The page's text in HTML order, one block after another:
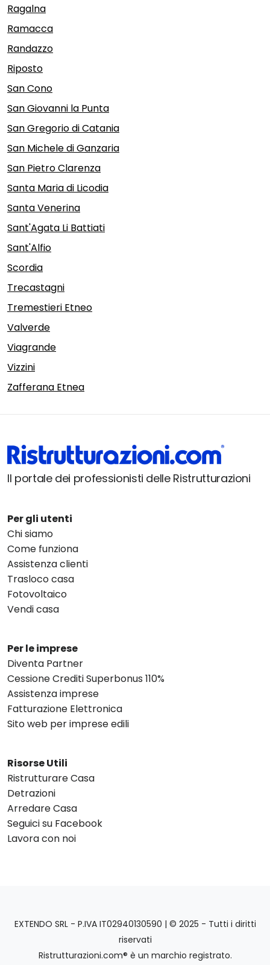
Ragalna
Ramacca
Randazzo
Riposto
San Cono
San Giovanni la Punta
San Gregorio di Catania
San Michele di Ganzaria
San Pietro Clarenza
Santa Maria di Licodia
Santa Venerina
Sant'Agata Li Battiati
Sant'Alfio
Scordia
Trecastagni
Tremestieri Etneo
Valverde
Viagrande
Vizzini
Zafferana Etnea
Il portale dei professionisti delle Ristrutturazioni
Per gli utenti
Chi siamo
Come funziona
Assistenza clienti
Trasloco casa
Fotovoltaico
Vendi casa
Per le imprese
Diventa Partner
Cessione Crediti Superbonus 110%
Assistenza imprese
Fatturazione Elettronica
Sito web per imprese edili
Risorse Utili
Ristrutturare Casa
Detrazioni
Arredare Casa
Seguici su Facebook
Lavora con noi
EXTENDO SRL - P.IVA IT02940130590 | © 2025 - Tutti i diritti
riservati
Ristrutturazioni.com® è un marchio registrato.